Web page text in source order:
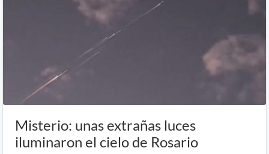
Misterio: unas extrañas luces
iluminaron el cielo de Rosario